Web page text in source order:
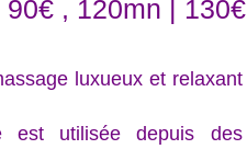
, 120mn | 130€
luxueux et relaxant
est utilisée depuis des